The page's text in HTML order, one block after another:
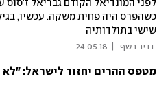
לפני המונדיאל הקודם גבריאל ז'סוס
שישי בתולדותיה
דביר רשף 24.05.18
מטפס ההרים יחזור לישראל: